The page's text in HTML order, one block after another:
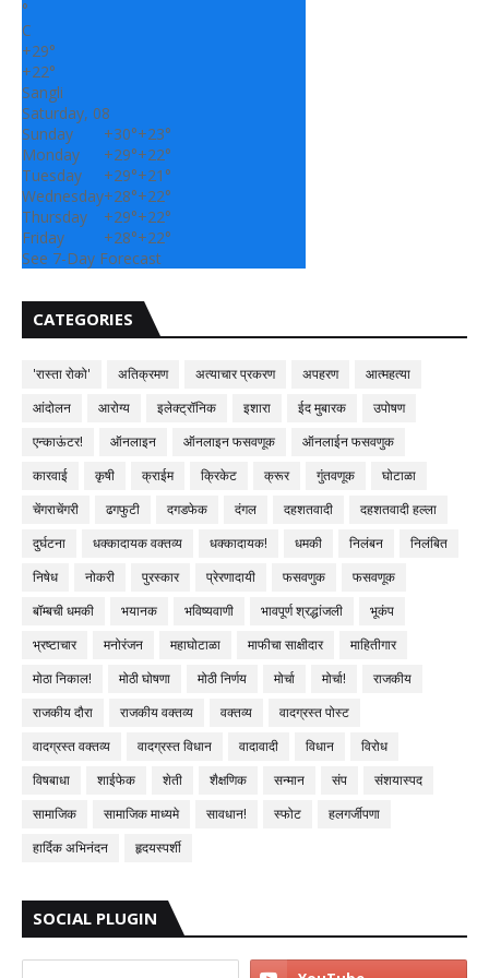
°
C
+29°
+22°
Sangli
Saturday, 08
Sunday
+30°+23°
Monday
+29°+22°
Tuesday
+29°+21°
Wednesday+28°+22°
Thursday
+29°+22°
Friday
+28°+22°
See 7-Day Forecast
CATEGORIES
'रास्ता रोको' अतिक्रमण अत्याचार प्रकरण अपहरण
आत्महत्या
आंदोलन
आरोग्य इलेक्ट्रॉनिक इशारा ईद मुबारक
उपोषण
एन्काऊंटर!
ऑनलाइन ऑनलाइन फसवणूक
ऑनलाईन फसवणुक
कारवाई
कृषी क्राईम क्रिकेट क्रूर गुंतवणूक
घोटाळा
चेंगराचेंगरी
ढगफुटी दगडफेक दंगल दहशतवादी
दहशतवादी हल्ला
दुर्घटना
धक्कादायक वक्तव्य धक्कादायक! धमकी निलंबन
निलंबित
निषेध
नोकरी पुरस्कार प्रेरणादायी फसवणुक
फसवणूक
बॉम्बची धमकी
भयानक भविष्यवाणी भावपूर्ण श्रद्धांजली
भूकंप
भ्रष्टाचार
मनोरंजन महाघोटाळा माफीचा साक्षीदार
माहितीगार
मोठा निकाल!
मोठी घोषणा मोठी निर्णय मोर्चा मोर्चा!
राजकीय
राजकीय दौरा
राजकीय वक्तव्य वक्तव्य
वादग्रस्त पोस्ट
वादग्रस्त वक्तव्य
वादग्रस्त विधान वादावादी विधान
विरोध
विषबाधा
शाईफेक शेती शैक्षणिक सन्मान संप
संशयास्पद
सामाजिक
सामाजिक माध्यमे सावधान! स्फोट
हलगर्जीपणा
हार्दिक अभिनंदन
हृदयस्पर्शी
SOCIAL PLUGIN